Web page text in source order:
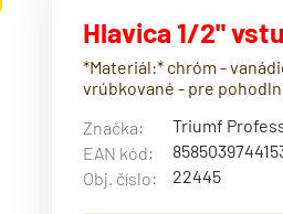
Hlavica 1/2"
*Materiál:* chróm -
vrúbkované - pre
Značka:
Triumf
EAN kód:
Obj. číslo:
22445